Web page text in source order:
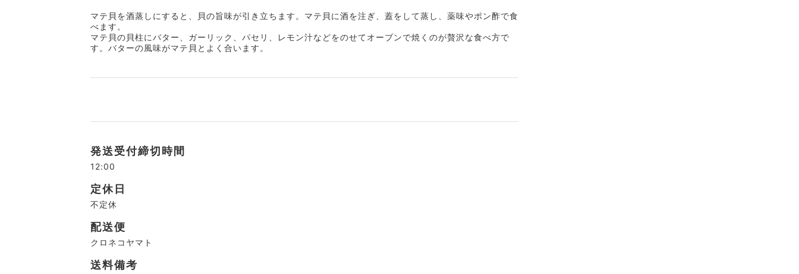
マテ貝を酒蒸しにすると、貝の旨味が引き立ちます。マテ貝に酒を注ぎ、蓋をして蒸し、薬味やポン酢で食
べます。
マテ貝の貝柱にバター、ガーリック、パセリ、レモン汁などをのせてオーブンで焼くのが贅沢な食べ方で
す。バターの風味がマテ貝とよく合います。
発送受付締切時間
12:00
定休日
不定休
配送便
クロネコヤマト
送料備考